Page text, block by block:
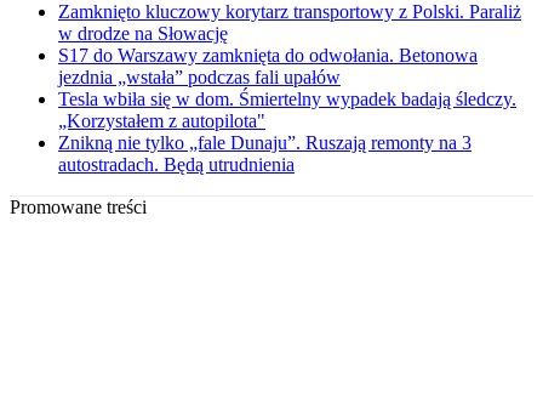
Zamknięto kluczowy korytarz transportowy z Polski. Paraliż
w drodze na Słowację
S17 do Warszawy zamknięta do odwołania. Betonowa
jezdnia „wstała” podczas fali upałów
Tesla wbiła się w dom. Śmiertelny wypadek badają śledczy.
„Korzystałem z autopilota"
Znikną nie tylko „fale Dunaju”. Ruszają remonty na 3
autostradach. Będą utrudnienia
Promowane treści